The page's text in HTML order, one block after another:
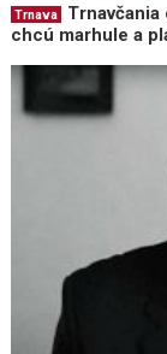
Trnava
Trnavčania
chcú marhule a